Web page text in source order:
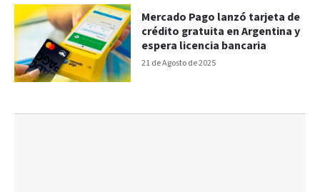
21 de Agosto de 2025
Mercado Pago lanzó tarjeta de
crédito gratuita en Argentina y
espera licencia bancaria